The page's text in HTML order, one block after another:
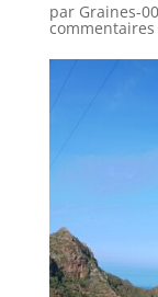
par Graines-
commentaires